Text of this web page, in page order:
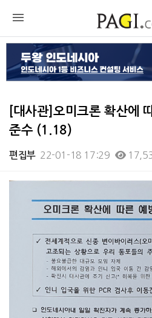
[대사관]오미크론 확산에
준수 (1.18)
편집부 22-01-18 17:29